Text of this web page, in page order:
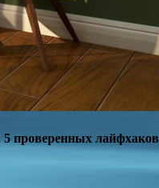
проверенных лайфхаков